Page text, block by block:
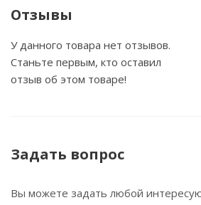
Отзывы
У данного товара нет отзывов.
Станьте первым, кто оставил
отзыв об этом товаре!
Задать вопрос
Вы можете задать любой